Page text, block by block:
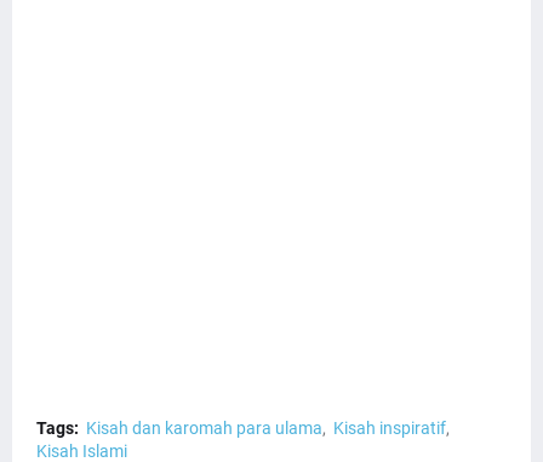
Tags: Kisah dan karomah para ulama
Kisah inspiratif
Kisah Islami